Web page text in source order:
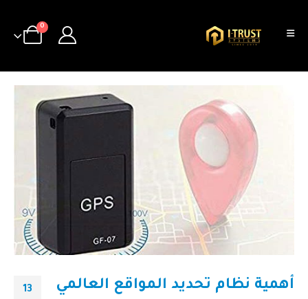
0
13 أهمية نظام تحديد المواقع العالمي